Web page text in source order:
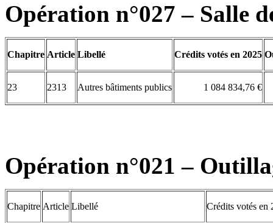
Opération n°027 – Salle
Chapitre Article Libellé Crédits votés en 2025
23 2313 Autres bâtiments publics 1 084 834,76 €
Opération n°021 –
Chapitre Article Libellé Crédits votés en